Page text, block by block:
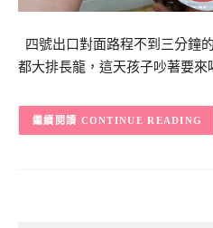
四號出口對面路程不到三分鐘
都大排長龍，這天孩子吵著要
CONTINUE READING